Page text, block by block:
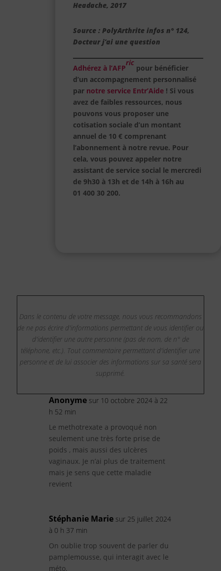
Headache, 2017
Source : PolyArthrite infos n° 124,
Docteur j’ai une question
Adhérez à l’AFP
ric
pour bénéficier
d’un accompagnement personnalisé
par notre service Entr’Aide ! Si vous
avez de faibles ressources, nous
pouvons vous proposer une
cotisation sociale d’un montant
annuel de 10 € comprenant
l’abonnement à notre revue. Pour
cela, vous pouvez appeler notre
assistant de service social le mercredi
de 9h30 à 13h et de 14h à 16h au
01 400 30 200.
Dans le contenu de votre message, nous vous recommandons
de ne pas écrire d'informations permettant de vous identifier ou
d'identifier une autre personne (pas de nom, de n° de
téléphone, etc.). Tout commentaire permettant d'identifier une
personne et de lui associer des informations sur sa santé sera
supprimé.
Anonyme sur 10 octobre 2024 à 22
h 52 min
Le methotrexate a provoqué non
seulement une très forte prise de
poids , mais aussi des ulcères
vaginaux. Je n’ai plus de traitement
mais je sens que cette maladie
revient
Stéphanie Marie sur 25 juillet 2024
à 0 h 37 min
On oublie trop souvent de parler du
pamplemousse, qui interagit avec le
méto.